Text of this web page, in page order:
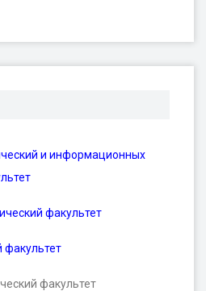
и информационных
факультет
факультет